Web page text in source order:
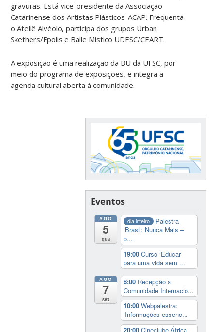
gravuras. Está vice-presidente da Associação
Catarinense dos Artistas Plásticos-ACAP. Frequenta
o Ateliê Alvéolo, participa dos grupos Urban
Skethers/Fpolis e Baile Místico UDESC/CEART.
A exposição é uma realização da BU da UFSC, por
meio do programa de exposições, e integra a
agenda cultural aberta à comunidade.
Eventos
AGO
5
qua
dia inteiro
Palestra
‘Brasil: Nunca Mais –
o...
19:00Curso ‘Educar
para uma vida sem ...
AGO
7
sex
8:00 Recepção à
Comunidade Internacio...
10:00Webpalestra:
‘Informações essenc...
20:00Cineclube África